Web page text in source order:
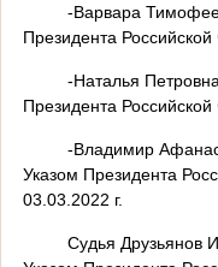
-Варвара
Президента
-Наталья
Президента
-Владимир
Указом Президента
03.03.2022 г.
Судья Друзьянов